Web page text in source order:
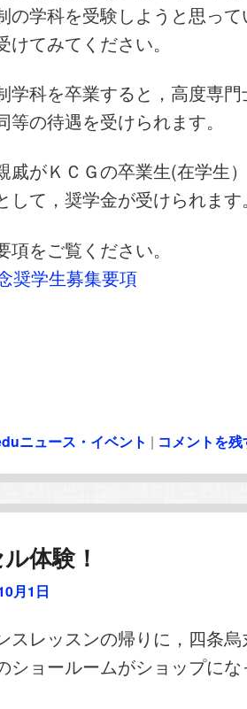
の学科を受験しようと思っ
てみてください。
学科を卒業すると，高度専
等の待遇を受けられます。
戚がＫＣＧの卒業生(在学生
して，奨学金が受けられます
をご覧ください。
奨学生募集要項
ニュース・イベント | コメントを残
体験！
月1日
スレッスンの帰りに，四条
ショールームがショップに